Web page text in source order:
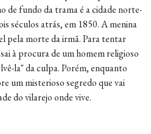
de fundo da trama é a cidade norte-
séculos atrás, em 1850. A menina
pela morte da irmã. Para tentar
à procura de um homem religioso
la" da culpa. Porém, enquanto
um misterioso segredo que vai
do vilarejo onde vive.